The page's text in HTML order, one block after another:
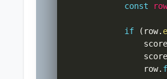
const
row
if ( row.
                score
                row
.